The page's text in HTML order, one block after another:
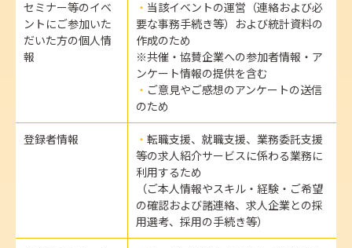
セミナー等のイベ
ントにご参加いた
だいた方の個人情
報
当該イベントの運営（連絡および必
要な事務手続き等）および統計資料の
作成のため
※共催・協賛企業への参加者情報・ア
ンケート情報の提供を含む
ご意見やご感想のアンケートの送信
のため
登録者情報
転職支援、就職支援、業務委託支援
等の求人紹介サービスに係わる業務に
利用するため
（ご本人情報やスキル・経験・ご希望
の確認および諸連絡、求人企業との採
用選考、採用の手続き等）